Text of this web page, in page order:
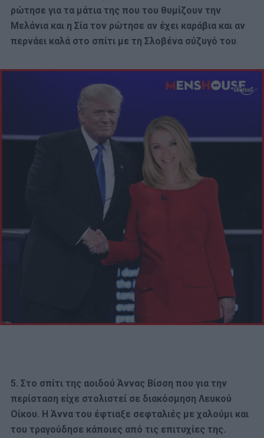
ρώτησε για τα μάτια της που του θυμίζουν την
Μελάνια και η Σία τον ρώτησε αν έχει καράβια και αν
περνάει καλά στο σπίτι με τη Σλοβένα σύζυγό του.
5. Στο σπίτι της αοιδού Άννας Βίσση που για την
περίσταση είχε στολιστεί σε διακόσμηση Λευκού
Οίκου. Η Άννα του έφτιαξε σεφταλιές με χαλούμι και
του τραγούδησε κάποιες από τις επιτυχίες της.